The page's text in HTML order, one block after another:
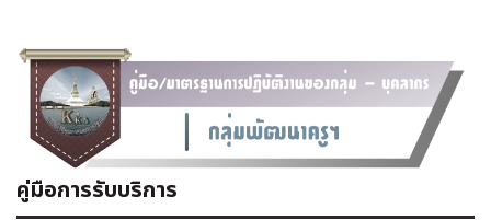
คู่มือการรับบริการ